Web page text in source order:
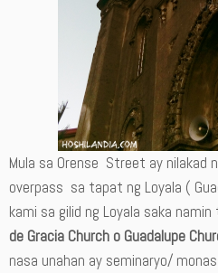
Mula sa Orense Street ay nilakad
overpass sa tapat ng Loyala (
kami sa gilid ng Loyala saka
de Gracia Church o Guadalupe
nasa unahan ay seminaryo/